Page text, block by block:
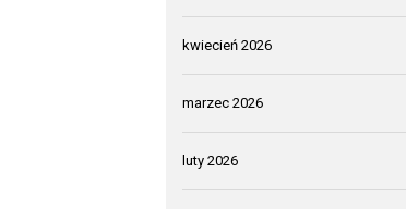
kwiecień 2026
marzec 2026
luty 2026